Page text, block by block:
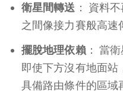
衛星間轉送 ： 資料
之間像接力賽般高速
擺脫地理依賴 ： 當
即使下方沒有地面站
具備路由條件的區域